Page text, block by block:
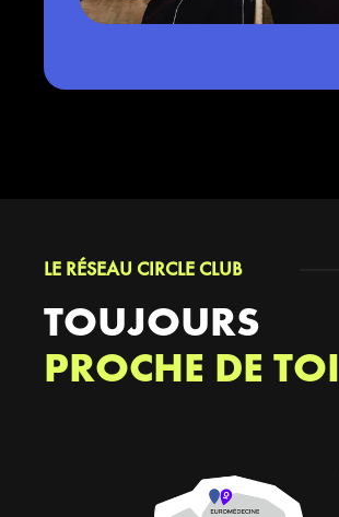
LE RÉSEAU CIRCLE CLUB
TOUJOURS
PROCHE DE TOI